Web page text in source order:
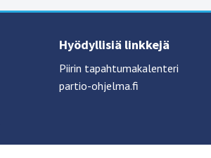
Hyödyllisiä linkkejä
Piirin tapahtumakalenteri
partio-ohjelma.fi